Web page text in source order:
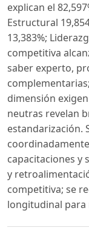
explican el
Estructural
13,383%;
competitiva
saber experto,
dimensión
neutras revelan
estandarización.
capacitaciones y
y
competitiva; se
longitudinal para